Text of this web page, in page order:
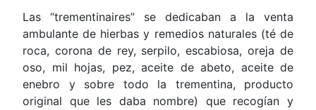
Las “trementinaires” se dedicaban a la venta
ambulante de hierbas y remedios naturales (té de
roca, corona de rey, serpilo, escabiosa, oreja de
oso, mil hojas, pez, aceite de abeto, aceite de
enebro y sobre todo la trementina, producto
original que les daba nombre) que recogían y